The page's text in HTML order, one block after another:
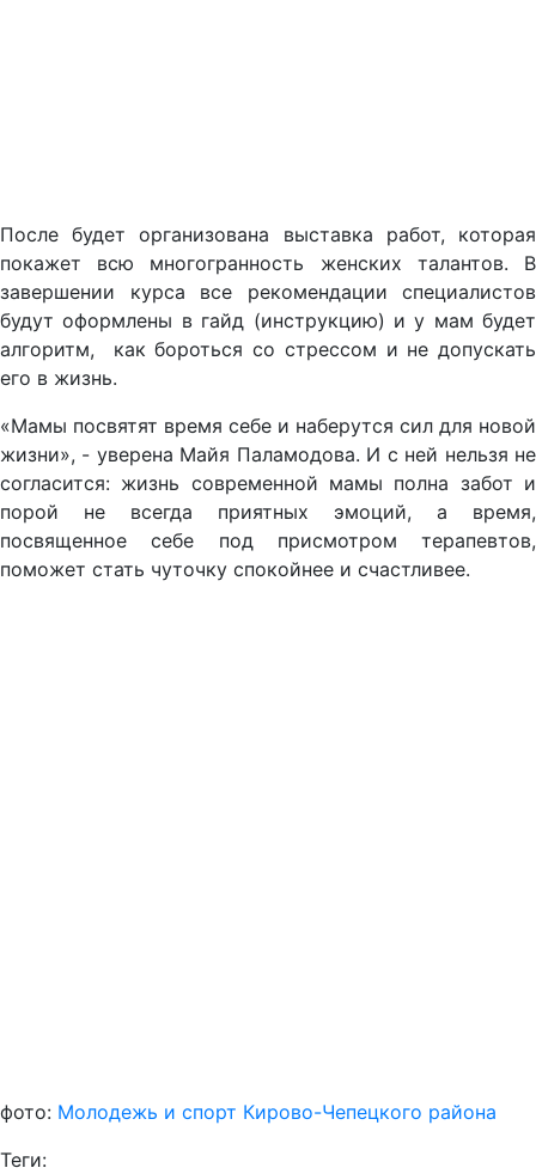
После будет организована выставка работ, которая
покажет всю многогранность женских талантов. В
завершении курса все рекомендации специалистов
будут оформлены в гайд (инструкцию) и у мам будет
алгоритм, как бороться со стрессом и не допускать
его в жизнь.
«Мамы посвятят время себе и наберутся сил для новой
жизни», - уверена Майя Паламодова. И с ней нельзя не
согласится: жизнь современной мамы полна забот и
порой не всегда приятных эмоций, а время,
посвященное себе под присмотром терапевтов,
поможет стать чуточку спокойнее и счастливее.
фото: Молодежь и спорт Кирово-Чепецкого района
Теги: